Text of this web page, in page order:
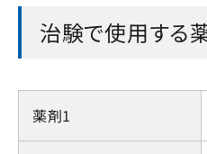
治験で使用する
薬剤1